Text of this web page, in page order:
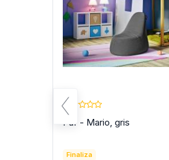
Puf - Mario, gris
Finaliza